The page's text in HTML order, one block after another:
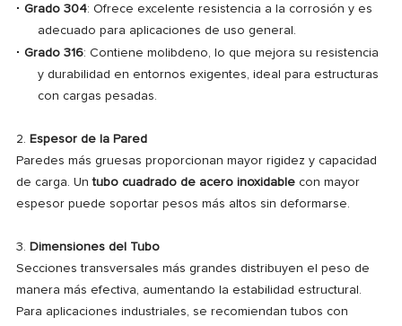
· Grado 304: Ofrece excelente resistencia a la corrosión y es
adecuado para aplicaciones de uso general.
· Grado 316: Contiene molibdeno, lo que mejora su resistencia
y durabilidad en entornos exigentes, ideal para estructuras
con cargas pesadas.
2. Espesor de la Pared
Paredes más gruesas proporcionan mayor rigidez y capacidad
de carga. Untubo cuadrado de acero inoxidablecon mayor
espesor puede soportar pesos más altos sin deformarse.
3. Dimensiones del Tubo
Secciones transversales más grandes distribuyen el peso de
manera más efectiva, aumentando la estabilidad estructural.
Para aplicaciones industriales, se recomiendan tubos con